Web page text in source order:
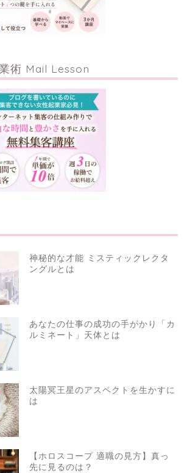
業術 Mail Lesson
神秘的な才能 ミスティックレクタ
ングルとは
あなたの仕事の成功の手がかり「カ
ルミネート」天体とは
太陽冥王星のアスペクトを生かすに
は
【ホロスコープ 適職の見方】真っ
先に見るのは？